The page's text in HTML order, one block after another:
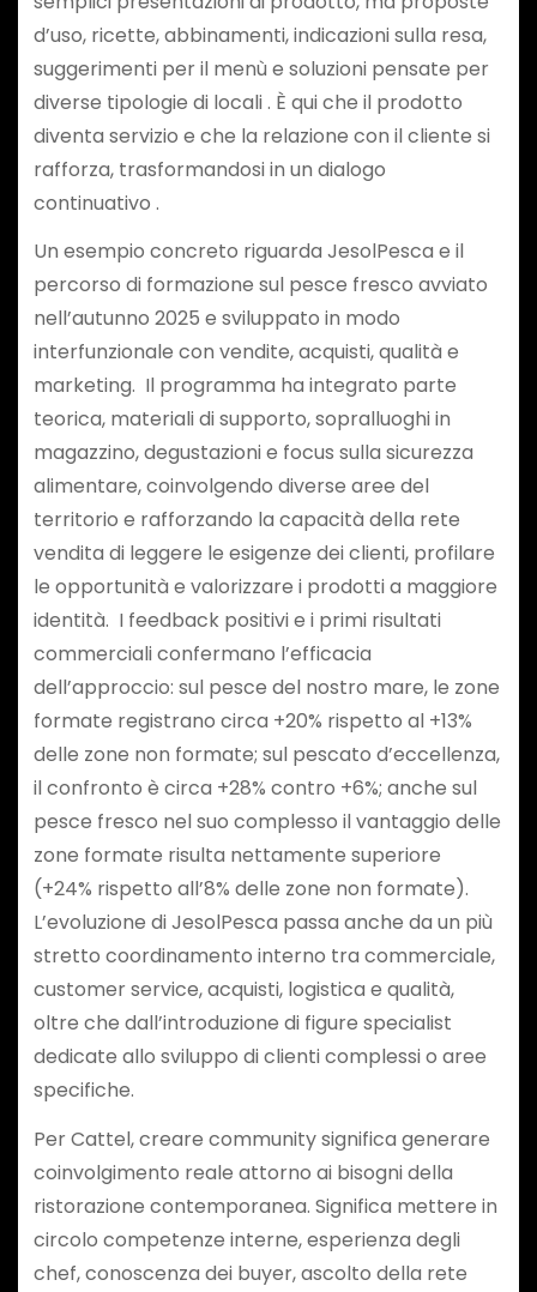
d’uso, ricette, abbinamenti, indicazioni sulla resa,
suggerimenti per il menù e soluzioni pensate per
diverse tipologie di locali . È qui che il prodotto
diventa servizio e che la relazione con il cliente si
rafforza, trasformandosi in un dialogo
continuativo .
Un esempio concreto riguarda JesolPesca e il
percorso di formazione sul pesce fresco avviato
nell’autunno 2025 e sviluppato in modo
interfunzionale con vendite, acquisti, qualità e
marketing. Il programma ha integrato parte
teorica, materiali di supporto, sopralluoghi in
magazzino, degustazioni e focus sulla sicurezza
alimentare, coinvolgendo diverse aree del
territorio e rafforzando la capacità della rete
vendita di leggere le esigenze dei clienti, profilare
le opportunità e valorizzare i prodotti a maggiore
identità. I feedback positivi e i primi risultati
commerciali confermano l’efficacia
dell’approccio: sul pesce del nostro mare, le zone
formate registrano circa +20% rispetto al +13%
delle zone non formate; sul pescato d’eccellenza,
il confronto è circa +28% contro +6%; anche sul
pesce fresco nel suo complesso il vantaggio delle
zone formate risulta nettamente superiore
(+24% rispetto all’8% delle zone non formate).
L’evoluzione di JesolPesca passa anche da un più
stretto coordinamento interno tra commerciale,
customer service, acquisti, logistica e qualità,
oltre che dall’introduzione di figure specialist
dedicate allo sviluppo di clienti complessi o aree
specifiche.
Per Cattel, creare community significa generare
coinvolgimento reale attorno ai bisogni della
ristorazione contemporanea. Significa mettere in
circolo competenze interne, esperienza degli
chef, conoscenza dei buyer, ascolto della rete